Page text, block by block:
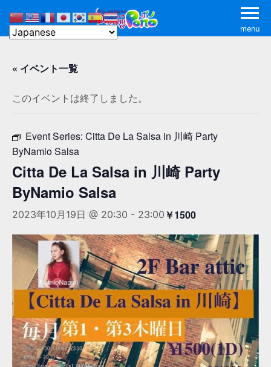
menu
« イベント一覧
このイベントは終了しました。
Event Series: Citta De La Salsa in 川崎 Party
ByNamio Salsa
Citta De La Salsa in 川崎 Party
ByNamio Salsa
2023年10月19日 @ 20:30 - 23:00 ￥1500